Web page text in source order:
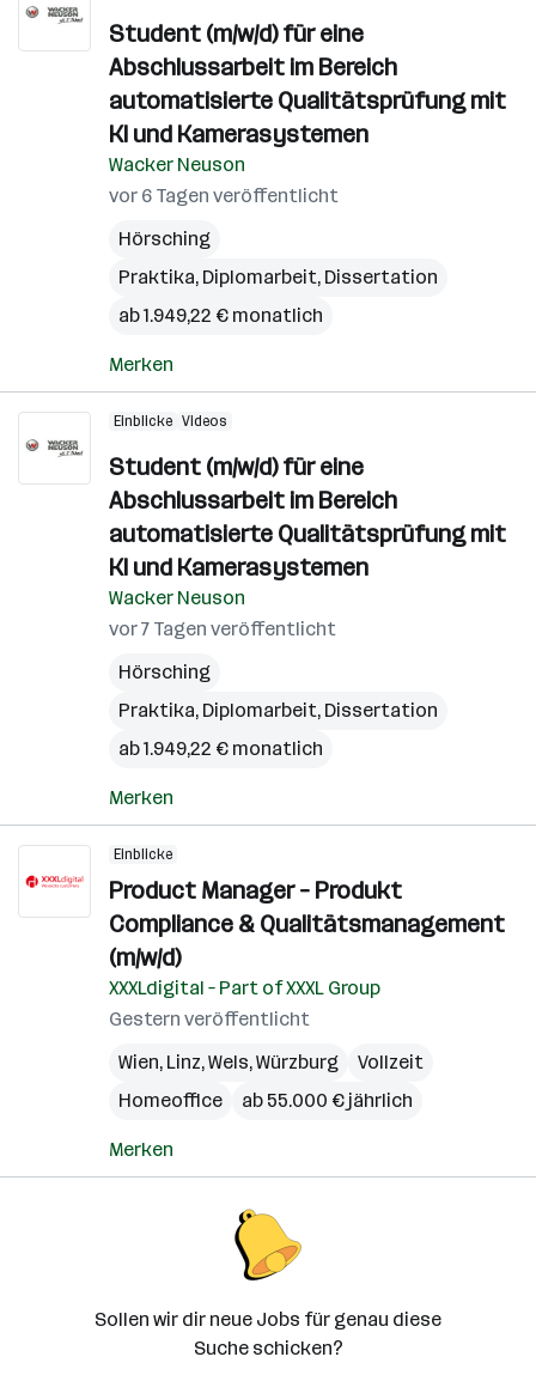
Student (m/w/d) für eine
Abschlussarbeit im Bereich
automatisierte Qualitätsprüfung mit
KI und Kamerasystemen
Wacker Neuson
vor 6 Tagen veröffentlicht
Hörsching
Praktika, Diplomarbeit, Dissertation
ab 1.949,22 € monatlich
Merken
Einblicke Videos
Student (m/w/d) für eine
Abschlussarbeit im Bereich
automatisierte Qualitätsprüfung mit
KI und Kamerasystemen
Wacker Neuson
vor 7 Tagen veröffentlicht
Hörsching
Praktika, Diplomarbeit, Dissertation
ab 1.949,22 € monatlich
Merken
Einblicke
Product Manager – Produkt
Compliance & Qualitätsmanagement
(m/w/d)
XXXLdigital – Part of XXXL Group
Gestern veröffentlicht
Wien, Linz,Wels,Würzburg
Vollzeit
Homeoffice
ab 55.000 € jährlich
Merken
Sollen wir dir neue Jobs für genau diese
Suche schicken?